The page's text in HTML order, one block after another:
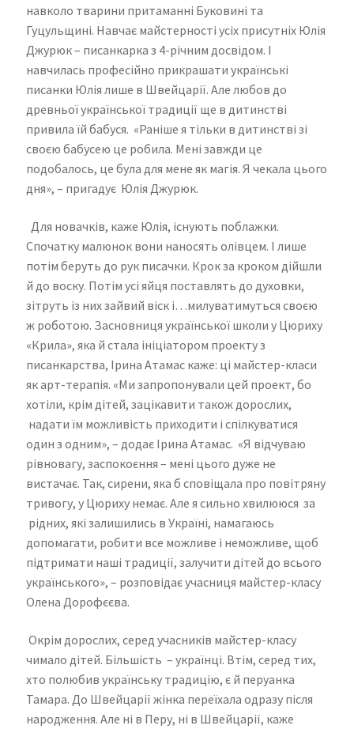
навколо тварини притаманні Буковині та
Гуцульщині. Навчає майстерності усіх присутніх Юлія
Джурюк – писанкарка з 4-річним досвідом. І
навчилась професійно прикрашати українські
писанки Юлія лише в Швейцарії. Але любов до
древньої української традиції ще в дитинстві
привила їй бабуся. «Раніше я тільки в дитинстві зі
своєю бабусею це робила. Мені завжди це
подобалось, це була для мене як магія. Я чекала цього
дня», – пригадує Юлія Джурюк.
Для новачків, каже Юлія, існують поблажки.
Спочатку малюнок вони наносять олівцем. І лише
потім беруть до рук писачки. Крок за кроком дійшли
й до воску. Потім усі яйця поставлять до духовки,
зітруть із них зайвий віск і…милуватимуться своєю
ж роботою. Засновниця української школи у Цюриху
«Крила», яка й стала ініціатором проекту з
писанкарства, Ірина Атамас каже: ці майстер-класи
як арт-терапія. «Ми запропонували цей проект, бо
хотіли, крім дітей, зацікавити також дорослих,
надати їм можливість приходити і спілкуватися
один з одним», – додає Ірина Атамас. «Я відчуваю
рівновагу, заспокоєння – мені цього дуже не
вистачає. Так, сирени, яка б сповіщала про повітряну
тривогу, у Цюриху немає. Але я сильно хвилююся за
рідних, які залишились в Україні, намагаюсь
допомагати, робити все можливе і неможливе, щоб
підтримати наші традиції, залучити дітей до всього
українського», – розповідає учасниця майстер-класу
Олена Дорофєєва.
Окрім дорослих, серед учасників майстер-класу
чимало дітей. Більшість – українці. Втім, серед тих,
хто полюбив українську традицію, є й перуанка
Тамара. До Швейцарії жінка переїхала одразу після
народження. Але ні в Перу, ні в Швейцарії, каже